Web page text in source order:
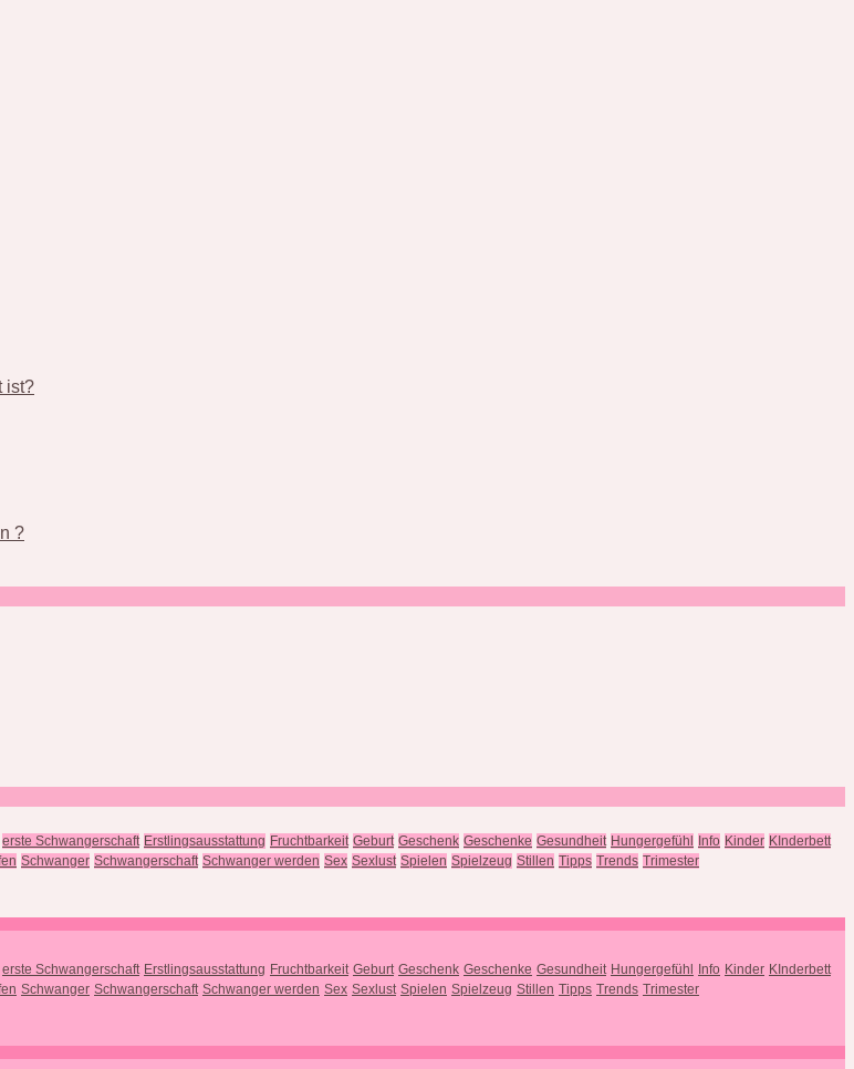
ist?
?
erste Schwangerschaft Erstlingsausstattung Fruchtbarkeit Geburt Geschenk Geschenke Gesundheit Hungergefühl Info Kinder KInderbett
Schwanger Schwangerschaft Schwanger werden Sex Sexlust Spielen Spielzeug Stillen Tipps Trends Trimester
erste Schwangerschaft Erstlingsausstattung Fruchtbarkeit Geburt Geschenk Geschenke Gesundheit Hungergefühl Info Kinder KInderbett
Schwanger Schwangerschaft Schwanger werden Sex Sexlust Spielen Spielzeug Stillen Tipps Trends Trimester